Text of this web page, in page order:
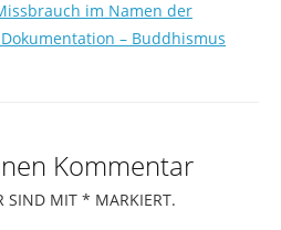
im Namen der
– Buddhismus
Kommentar
SIND MIT * MARKIERT.